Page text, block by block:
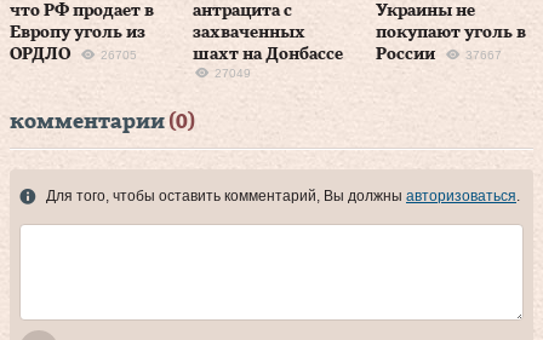
что РФ продает в
Европу уголь из
ОРДЛО
26705
антрацита с
захваченных
шахт на Донбассе
27049
Украины не
покупают уголь в
России
37667
комментарии (0)
Для того, чтобы оставить комментарий, Вы должны авторизоваться.